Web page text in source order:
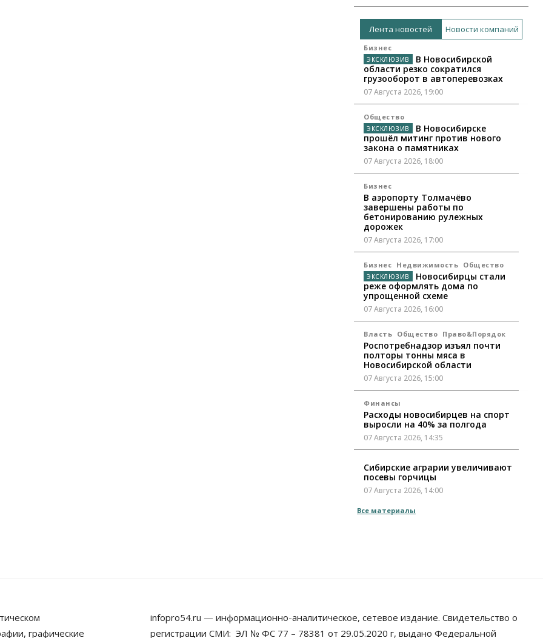
Лента новостей Новости компаний
Бизнес
В Новосибирской
области резко сократился
грузооборот в автоперевозках
07 Августа 2026, 19:00
Общество
В Новосибирске
прошёл митинг против нового
закона о памятниках
07 Августа 2026, 18:00
Бизнес
В аэропорту Толмачёво
завершены работы по
бетонированию рулежных
дорожек
07 Августа 2026, 17:00
Бизнес Недвижимость Общество
Новосибирцы стали
реже оформлять дома по
упрощенной схеме
07 Августа 2026, 16:00
Власть Общество Право&Порядок
Роспотребнадзор изъял почти
полторы тонны мяса в
Новосибирской области
07 Августа 2026, 15:00
Финансы
Расходы новосибирцев на спорт
выросли на 40% за полгода
07 Августа 2026, 14:35
Сибирские аграрии увеличивают
посевы горчицы
07 Августа 2026, 14:00
Власть
«поставили машины на прикол»
07 Августа 2026, 13:00
Все материалы
графические
infopro54.ru — информационно-аналитическое, сетевое издание. Свидетельство о
регистрации СМИ: ЭЛ № ФС 77 – 78381 от 29.05.2020 г, выдано Федеральной